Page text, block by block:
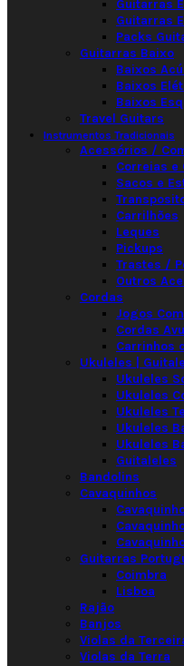
Guitarras
Guitarras
Packs
Guitarras Baixo
Baixos
Baixos
Baixos
Travel Guitars
Instrumentos Tradicionais
Acessórios /
Correias e
Sacos e
Carrilhões
Leques
Pickups
Trastes /
Outros
Cordas
Jogos
Cordas
Carrinhos
Ukuleles |
Ukuleles
Ukuleles
Ukuleles
Ukuleles
Ukuleles
Guitaleles
Bandolins
Cavaquinhos
Guitarras
Coimbra
Lisboa
Rajão
Banjos
Violas da
Violas da Terra